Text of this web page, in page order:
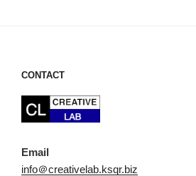
CONTACT
Email
info＠creativelab.ksqr.biz